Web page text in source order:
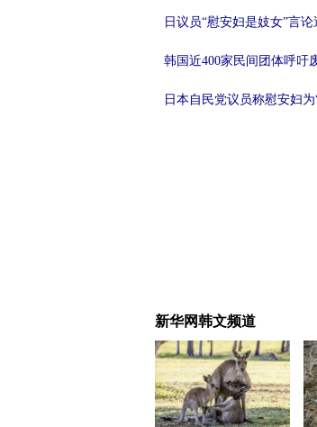
日议员“慰安妇是妓女”言
韩国近400家民间团体呼吁
日本自民党议员称慰安妇
新华网韩文频道